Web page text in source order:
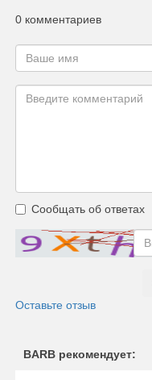
0 комментариев
Сообщать об ответах
Оставьте отзыв
BARB рекомендует: